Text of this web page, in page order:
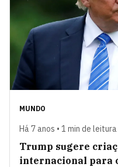
MUNDO
Há 7 anos • 1 min de leitura
Trump sugere
internacional para